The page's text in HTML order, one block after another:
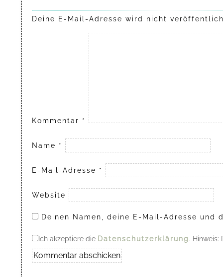
Deine E-Mail-Adresse wird nicht
Kommentar *
Name *
E-Mail-Adresse *
Website
Deinen Namen, deine E-Mail-Adresse
Ich akzeptiere die Datenschutzerklärung .